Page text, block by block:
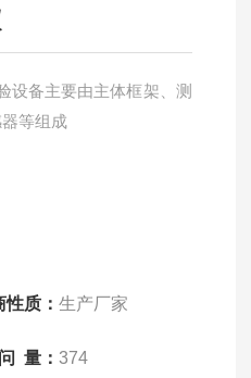
设备主要由主体框架、测
等组成
性质：生产厂家
量：374